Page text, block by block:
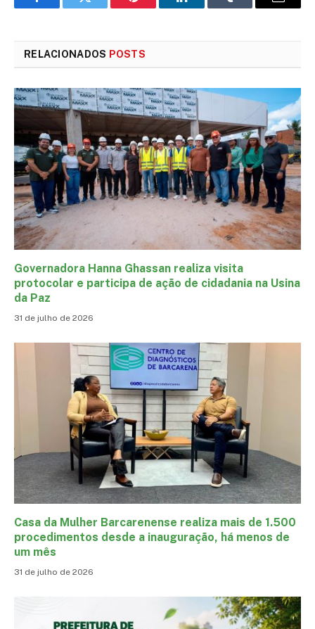
FacebookTwitter Pinterest LinkedInTumblr
E-
RELACIONADOS POSTS
Governadora Hanna Ghassan realiza visita
protocolar e participa de ação de cidadania na Usina
da Paz
31 de julho de 2026
Casa da Mulher Barcarenense realiza mais de 1.500
procedimentos desde a inauguração, há menos de
um mês
31 de julho de 2026